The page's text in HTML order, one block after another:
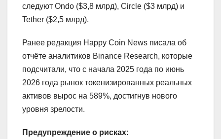
следуют Ondo ($3,8 млрд), Circle ($3 млрд) и
Tether ($2,5 млрд).
Ранее редакция Happy Coin News писала об
отчёте аналитиков Binance Research, которые
подсчитали, что с начала 2025 года по июнь
2026 года рынок токенизированных реальных
активов вырос на 589%, достигнув нового
уровня зрелости.
Предупреждение о рисках: